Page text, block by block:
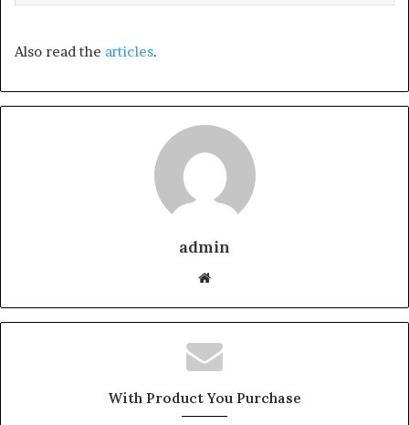
Also read the articles.
admin
Website
With Product You Purchase